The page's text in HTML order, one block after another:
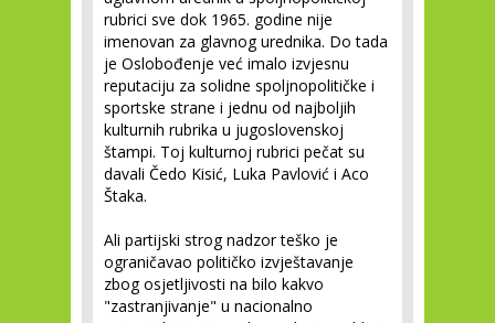
rubrici sve dok 1965. godine nije
imenovan za glavnog urednika. Do tada
je Oslobođenje već imalo izvjesnu
reputaciju za solidne spoljnopolitičke i
sportske strane i jednu od najboljih
kulturnih rubrika u jugoslovenskoj
štampi. Toj kulturnoj rubrici pečat su
davali Čedo Kisić, Luka Pavlović i Aco
Štaka.
Ali partijski strog nadzor teško je
ograničavao političko izvještavanje
zbog osjetljivosti na bilo kakvo
"zastranjivanje" u nacionalno